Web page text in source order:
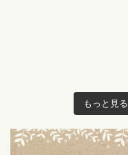
もっと見る